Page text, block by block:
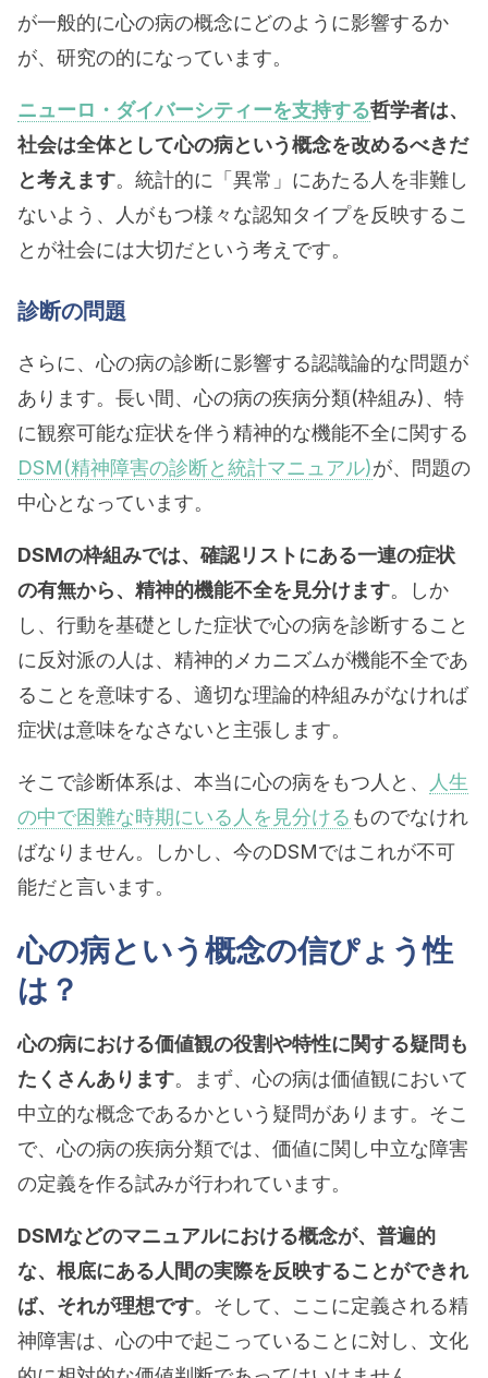
が一般的に心の病の概念にどのように影響するか
が、研究の的になっています。
ニューロ・ダイバーシティーを支持する哲学者は、
社会は全体として心の病という概念を改めるべきだ
と考えます。統計的に「異常」にあたる人を非難し
ないよう、人がもつ様々な認知タイプを反映するこ
とが社会には大切だという考えです。
診断の問題
さらに、心の病の診断に影響する認識論的な問題が
あります。長い間、心の病の疾病分類(枠組み)、特
に観察可能な症状を伴う精神的な機能不全に関する
DSM(精神障害の診断と統計マニュアル)が、問題の
中心となっています。
DSMの枠組みでは、確認リストにある一連の症状
の有無から、精神的機能不全を見分けます。しか
し、行動を基礎とした症状で心の病を診断すること
に反対派の人は、精神的メカニズムが機能不全であ
ることを意味する、適切な理論的枠組みがなければ
症状は意味をなさないと主張します。
そこで診断体系は、本当に心の病をもつ人と、
人生
の中で困難な時期にいる人を見分ける ものでなけれ
ばなりません。しかし、今のDSMではこれが不可
能だと言います。
心の病という概念の信ぴょう性
は？
心の病における価値観の役割や特性に関する疑問も
たくさんあります。まず、心の病は価値観において
中立的な概念であるかという疑問があります。そこ
で、心の病の疾病分類では、価値に関し中立な障害
の定義を作る試みが行われています。
DSMなどのマニュアルにおける概念が、普遍的
な、根底にある人間の実際を反映することができれ
ば、それが理想です。そして、ここに定義される精
神障害は、心の中で起こっていることに対し、文化